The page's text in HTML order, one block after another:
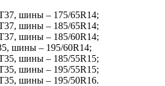
шины – 175/65R14;
шины – 185/65R14;
шины – 185/60R14;
шины – 195/60R14;
шины – 185/55R15;
шины – 195/55R15;
шины – 195/50R16.